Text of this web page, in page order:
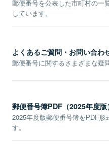
郵便番号を公表した市町村の一
しています。
よくあるご質問・お問い合わ
郵便番号に関するさまざまな疑
郵便番号簿PDF（2025年度版
2025年度版郵便番号簿をPDF形
す。